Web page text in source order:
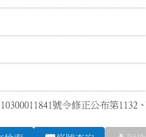
號令修正公布第1132